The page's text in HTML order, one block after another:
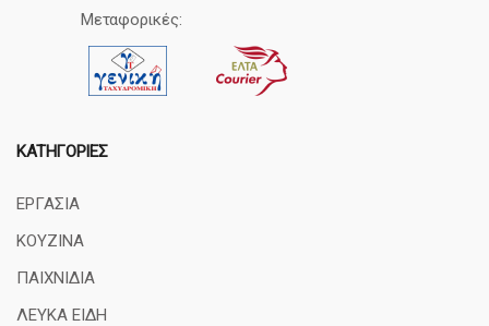
Μεταφορικές:
ΚΑΤΗΓΟΡΊΕΣ
ΕΡΓΑΣΙΑ
ΚΟΥΖΙΝΑ
ΠΑΙΧΝΙΔΙΑ
ΛΕΥΚΑ ΕΙΔΗ